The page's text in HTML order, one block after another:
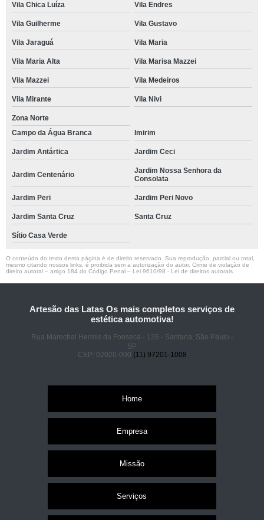
Vila Chica Luíza Vila Endres
Vila Guilherme Vila Gustavo
Vila Jaraguá Vila Maria
Vila Maria Alta Vila Marisa Mazzei
Vila Mazzei Vila Medeiros
Vila Mirante Vila Nivi
Zona Norte
Campo da Água Branca
Imirim
Jardim Antártica Jardim Ceci
Jardim Centenário
Jardim Nossa Senhora da
Consolata
Jardim Peri Jardim Peri Novo
Jardim Santa Cruz Santa Cruz
Sítio Casa Verde
O conteúdo do texto desta página é de direito reservado. Sua reprodução, parcial ou total,
mesmo citando nossos links, é proibida sem a autorização do autor. Crime de violação de
direito autoral – artigo 184 do Código Penal – Lei 9610/98 - Lei de direitos autorais
Artesão das Latas Os mais completos serviços de
estética automotiva!
Rua Marechal Hermis da Fonseca - 126 - Santana, São Paulo -
SP
CEP: 02020-000 (11) 97201-1008
Home
Empresa
Missão
Serviços